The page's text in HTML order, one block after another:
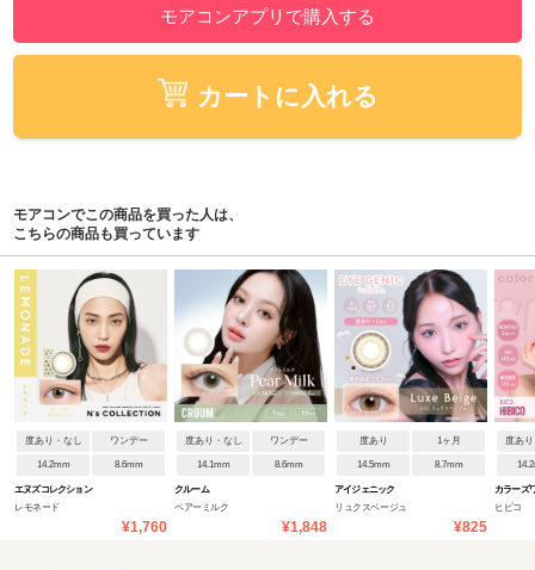
モアコンアプリで購入する
カートに入れる
モアコンでこの商品を買った人は、
こちらの商品も買っています
度あり・なし ワンデー
14.2mm 8.6mm
エヌズコレクション
レモネード
¥1,760
度あり・なし ワンデー
14.1mm 8.6mm
クルーム
ペアーミルク
¥1,848
度あり 1ヶ月
14.5mm 8.7mm
アイジェニック
リュクスベージュ
¥825
度あ
カラーズ
ヒビコ